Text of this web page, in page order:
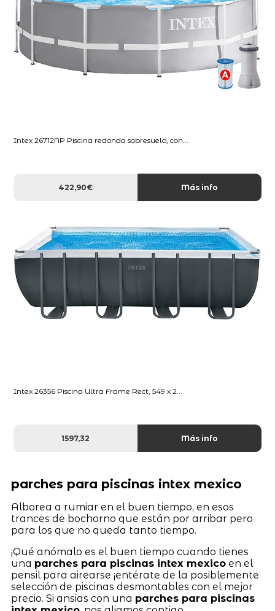
Intex 26712NP Piscina redonda sobresuelo, con...
422,90€ Más info
Intex 26356 Piscina Ultra Frame Rect, 549 x 2...
1597,32 Más info
parches para piscinas intex mexico
Alborea a rumiar en el buen tiempo, en esos
trances de bochorno que están por arribar pero
para los que no queda tanto tiempo.
¡Qué anómalo es el buen tiempo cuando tienes
una parches para piscinas intex mexicoen el
pensil para airearse ¡entérate de la posiblemente
selección de piscinas desmontables con el mejor
precio. Si ansias con una parches para piscinas